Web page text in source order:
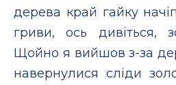
дерева край гайку
гриви, ось дивіться,
Щойно я вийшов з-за
навернулися сліди